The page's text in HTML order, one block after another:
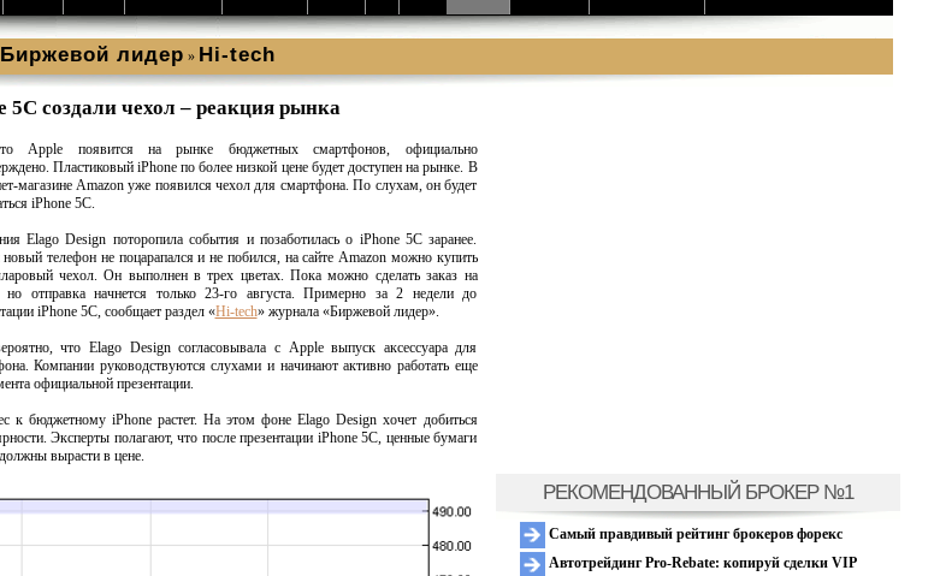
Биржевой лидер » Hi-tech
5C создали чехол – реакция рынка
Apple появится на рынке бюджетных смартфонов, официально
Пластиковый iPhone по более низкой цене будет доступен на рынке. В
магазине Amazon уже появился чехол для смартфона. По слухам, он будет
iPhone 5C.
Elago Design поторопила события и позаботилась о iPhone 5C заранее.
телефон не поцарапался и не побился, на сайте Amazon можно купить
чехол. Он выполнен в трех цветах. Пока можно сделать заказ на
но отправка начнется только 23-го августа. Примерно за 2 недели до
iPhone 5C, сообщает раздел «Hi-tech» журнала «Биржевой лидер».
что Elago Design согласовывала с Apple выпуск аксессуара для
Компании руководствуются слухами и начинают активно работать еще
официальной презентации.
к бюджетному iPhone растет. На этом фоне Elago Design хочет добиться
Эксперты полагают, что после презентации iPhone 5C, ценные бумаги
вырасти в цене.
РЕКОМЕНДОВАННЫЙ БРОКЕР №1
Самый правдивый рейтинг брокеров форекс
Автотрейдинг Pro-Rebate: копируй сделки VIP